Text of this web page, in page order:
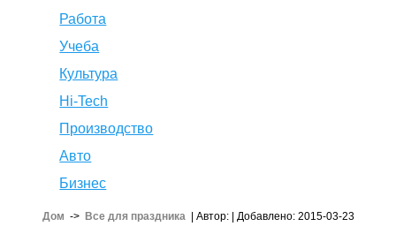
Работа
Учеба
Культура
Hi-Tech
Производство
Авто
Бизнес
Дом -> Все для праздника| Автор: | Добавлено: 2015-03-23